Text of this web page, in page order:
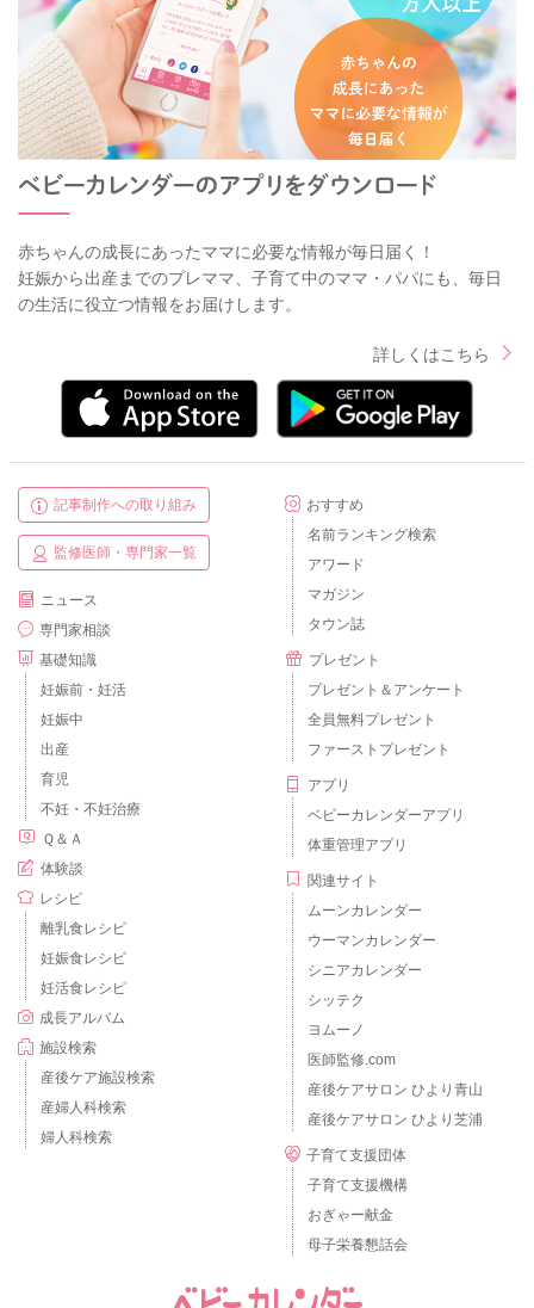
赤ちゃんの成長にあったママに必要な情報が毎日届く！
妊娠から出産までのプレママ、子育て中のママ・パパにも、毎日
の生活に役立つ情報をお届けします。
詳しくはこちら
記事制作への取り組み
監修医師・専門家一覧
ニュース
専門家相談
基礎知識
妊娠前・妊活
妊娠中
出産
育児
不妊・不妊治療
Ｑ＆Ａ
体験談
レシピ
離乳食レシピ
妊娠食レシピ
妊活食レシピ
成長アルバム
施設検索
産後ケア施設検索
産婦人科検索
婦人科検索
おすすめ
名前ランキング検索
アワード
マガジン
タウン誌
プレゼント
プレゼント＆アンケート
全員無料プレゼント
ファーストプレゼント
アプリ
ベビーカレンダーアプリ
体重管理アプリ
関連サイト
ムーンカレンダー
ウーマンカレンダー
シニアカレンダー
シッテク
ヨムーノ
医師監修.com
産後ケアサロン ひより青山
産後ケアサロン ひより芝浦
子育て支援団体
子育て支援機構
おぎゃー献金
母子栄養懇話会